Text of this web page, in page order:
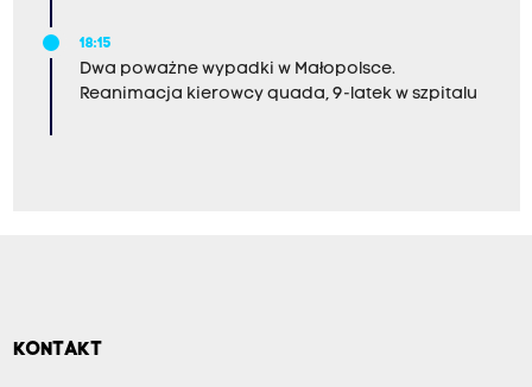
18:15
Dwa poważne wypadki w Małopolsce.
Reanimacja kierowcy quada, 9-latek w szpitalu
KONTAKT